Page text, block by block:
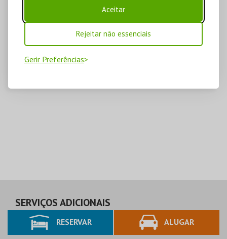
Aceitar
Rejeitar não essenciais
Gerir Preferências
SERVIÇOS ADICIONAIS
RESERVAR ALUGAR